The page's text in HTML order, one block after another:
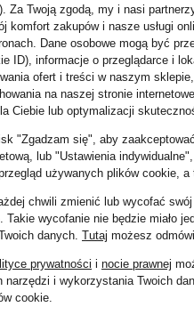
635
539,75
Cena
829 zł
Za Twoją zgodą, my i nasi
komfort zakupów i nasze usługi
Dane osobowe mogą być
ID), informacje o przeglądarce i
ofert i treści w naszym
na naszej stronie
Ciebie lub optymalizacji
"Zgadzam się", aby
lub "Ustawienia
używanych plików cookie,
chwili zmienić lub wycofać
Takie wycofanie nie będzie miało
danych. Tutaj możesz
prywatności i nocie prawnej
narzędzi i wykorzystania Twoich
cookie.